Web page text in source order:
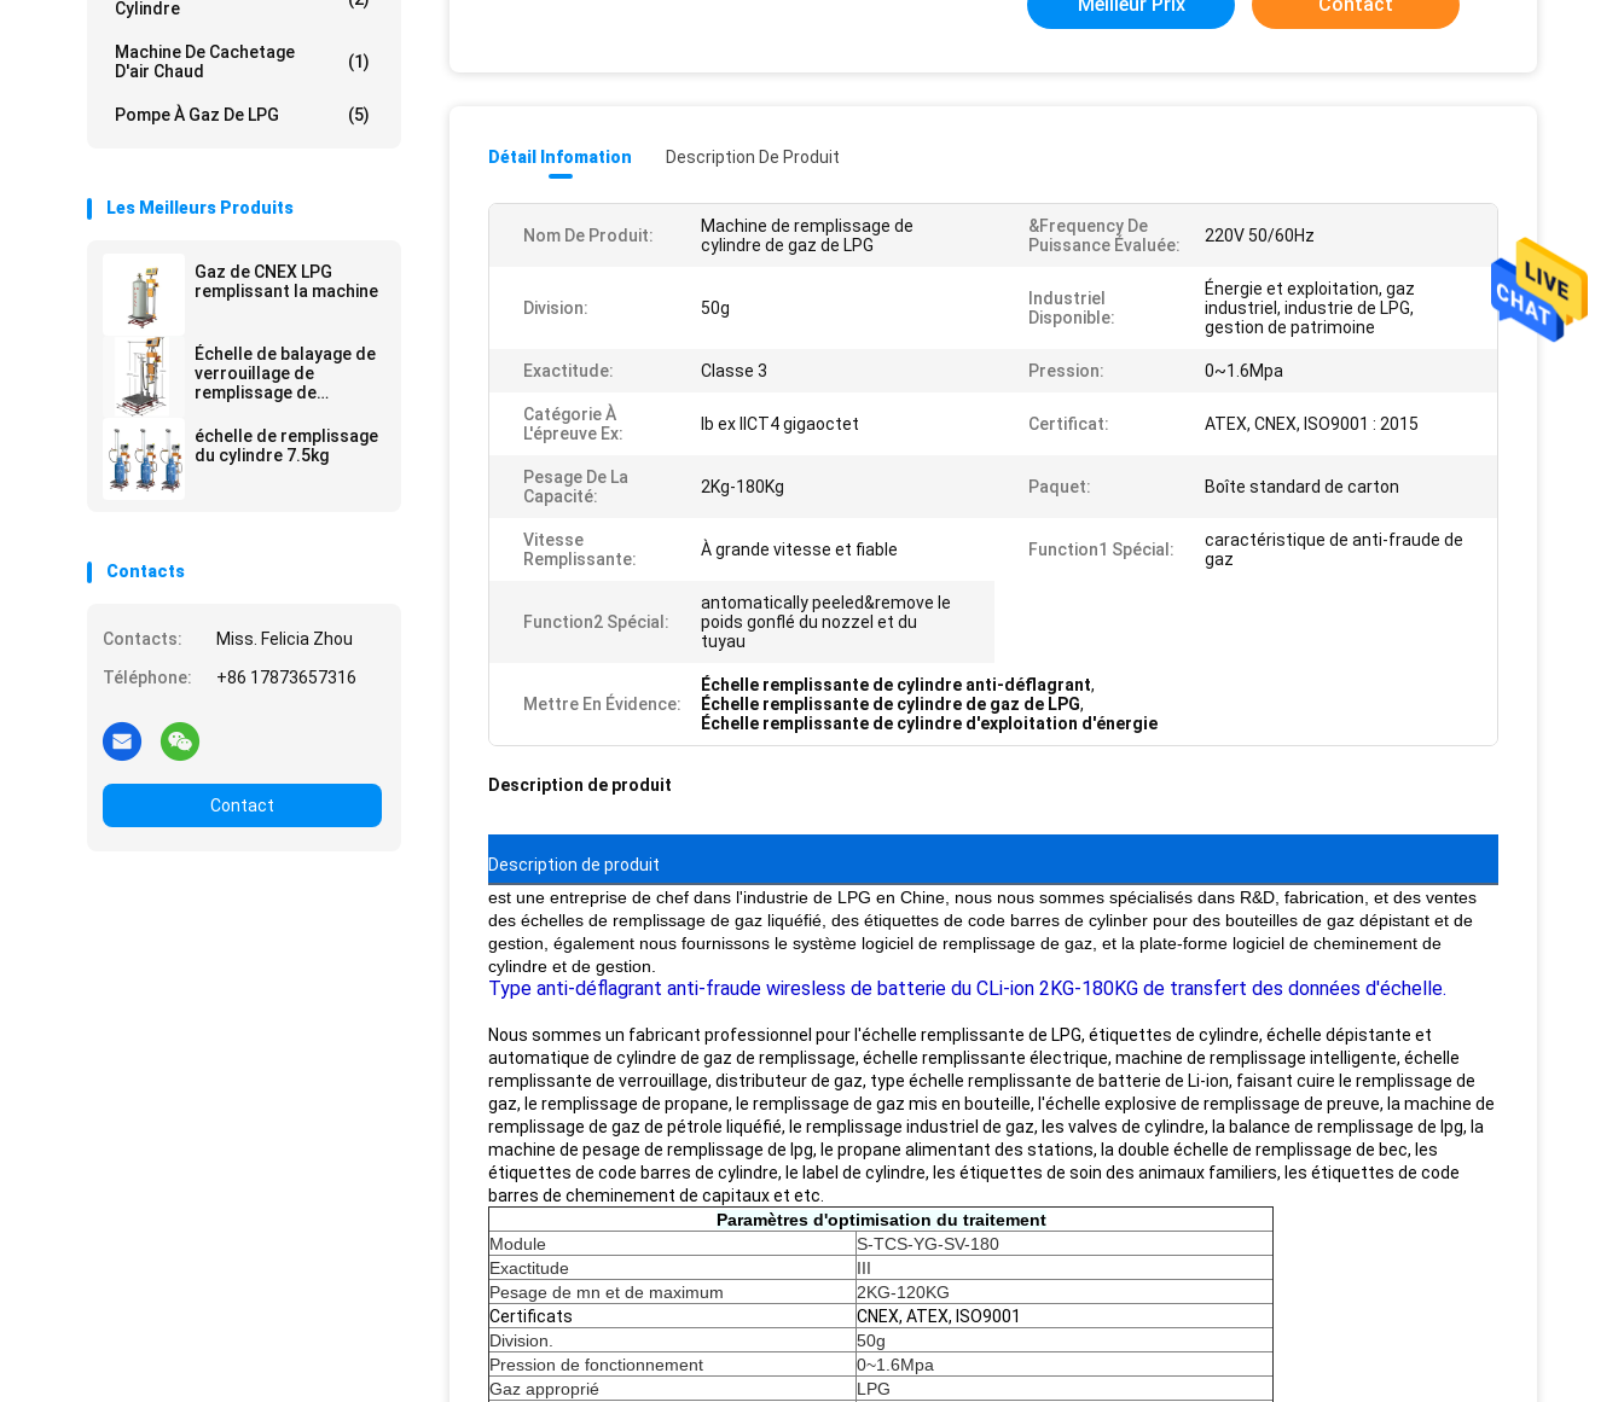
Cylindre
Machine De Cachetage
D'air Chaud
(1)
Pompe À Gaz De LPG (5)
Les Meilleurs Produits
Gaz de CNEX LPG
remplissant la machine
Échelle de balayage de
verrouillage de
remplissage de
échelle de remplissage
du cylindre 7.5kg
Contacts
Contacts:
Miss. Felicia Zhou
Téléphone:
+86 17873657316
Contact
Détail Infomation Description De Produit
Nom De Produit:
Machine de remplissage de
cylindre de gaz de LPG
&Frequency De
Puissance Évaluée:
220V 50/60Hz
Division: 50g
Industriel
Disponible:
Énergie et exploitation, gaz
industriel, industrie de LPG,
gestion de patrimoine
Exactitude: Classe 3 Pression: 0~1.6Mpa
Catégorie À
L'épreuve Ex:
Ib ex IICT4 gigaoctet Certificat: ATEX, CNEX, ISO9001 : 2015
Pesage De La
Capacité:
2Kg-180Kg Paquet: Boîte standard de carton
Vitesse
Remplissante:
À grande vitesse et fiable Function1 Spécial:
caractéristique de anti-fraude de
gaz
Function2 Spécial:
antomatically peeled&remove le
poids gonflé du nozzel et du
tuyau
Mettre En Évidence:
Échelle remplissante de cylindre anti-déflagrant,
Échelle remplissante de cylindre de gaz de LPG,
Échelle remplissante de cylindre d'exploitation d'énergie
Description de produit
Description de produit
est une entreprise de chef dans l'industrie de LPG en Chine, nous nous sommes spécialisés dans R&D, fabrication, et des ventes
des échelles de remplissage de gaz liquéfié, des étiquettes de code barres de cylinber pour des bouteilles de gaz dépistant et de
gestion, également nous fournissons le système logiciel de remplissage de gaz, et la plate-forme logiciel de cheminement de
cylindre et de gestion.
Type anti-déflagrant anti-fraude wiresless de batterie du CLi-ion 2KG-180KG de transfert des données d'échelle.
Nous sommes un fabricant professionnel pour l'échelle remplissante de LPG, étiquettes de cylindre, échelle dépistante et
automatique de cylindre de gaz de remplissage, échelle remplissante électrique, machine de remplissage intelligente, échelle
remplissante de verrouillage, distributeur de gaz, type échelle remplissante de batterie de Li-ion, faisant cuire le remplissage de
gaz, le remplissage de propane, le remplissage de gaz mis en bouteille, l'échelle explosive de remplissage de preuve, la machine de
remplissage de gaz de pétrole liquéfié, le remplissage industriel de gaz, les valves de cylindre, la balance de remplissage de lpg, la
machine de pesage de remplissage de lpg, le propane alimentant des stations, la double échelle de remplissage de bec, les
étiquettes de code barres de cylindre, le label de cylindre, les étiquettes de soin des animaux familiers, les étiquettes de code
barres de cheminement de capitaux et etc.
Paramètres d'optimisation du traitement
Module
S-TCS-YG-SV-180
Exactitude
III
Pesage de mn et de maximum
2KG-120KG
Certificats
CNEX, ATEX, ISO9001
Division.
50g
Pression de fonctionnement
0~1.6Mpa
Gaz approprié
LPG